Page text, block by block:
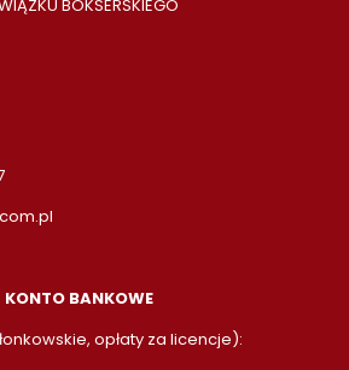
BOKSERSKIEGO
KONTO BANKOWE
opłaty za licencje):